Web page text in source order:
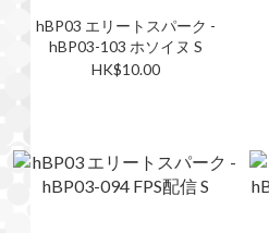
hBP03 エリートスパーク -
hBP03-103 ホソイヌ S
HK$10.00